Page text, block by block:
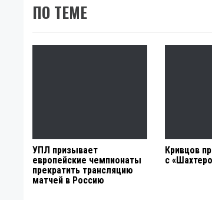
ПО ТЕМЕ
УПЛ призывает
европейские чемпионаты
прекратить трансляцию
матчей в Россию
Кривцов
с